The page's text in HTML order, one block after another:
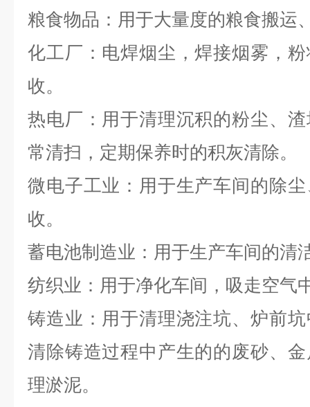
粮食物品：用于大量度的粮食搬运
化工厂：电焊烟尘，焊接烟雾，
收。
热电厂：用于清理沉积的粉尘、
常清扫，定期保养时的积灰清除。
微电子工业：用于生产车间的除
收。
蓄电池制造业：用于生产车间的清
纺织业：用于净化车间，吸走空气
铸造业：用于清理浇注坑、炉前
清除铸造过程中产生的的废砂、
理淤泥。